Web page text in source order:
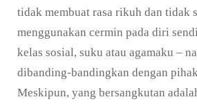
tidak membuat rasa rikuh dan tidak
menggunakan cermin pada diri
kelas sosial, suku atau agamaku –
dibanding-bandingkan dengan
Meskipun, yang bersangkutan